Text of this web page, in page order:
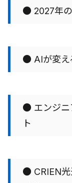
● 2027年
● AIが変え
● エンジニ
ト
● CRIEN光